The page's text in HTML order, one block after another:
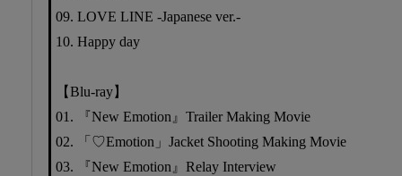
09. LOVE LINE -Japanese ver.-
10. Happy day
【Blu-ray】
01. 『New Emotion』Trailer Making Movie
02. 「♡Emotion」Jacket Shooting Making Movie
03. 『New Emotion』Relay Interview